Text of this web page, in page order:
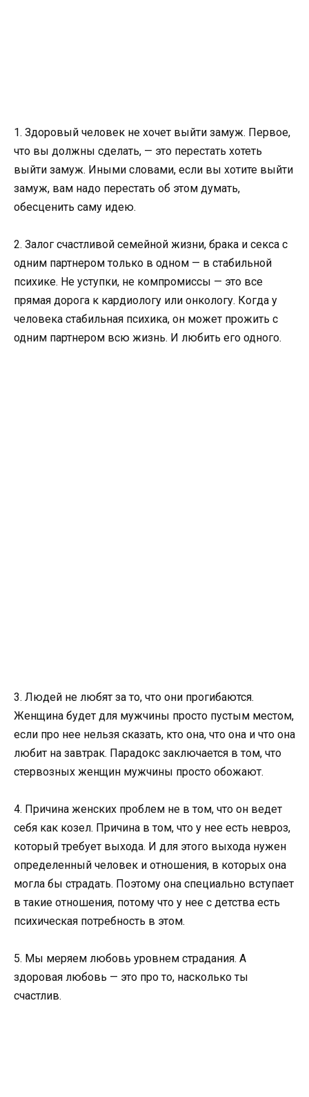
1. Здоровый человек не хочет выйти замуж. Первое,
что вы должны сделать, — это перестать хотеть
выйти замуж. Иными словами, если вы хотите выйти
замуж, вам надо перестать об этом думать,
обесценить саму идею.
2. Залог счастливой семейной жизни, брака и секса с
одним партнером только в одном — в стабильной
психике. Не уступки, не компромиссы — это все
прямая дорога к кардиологу или онкологу. Когда у
человека стабильная психика, он может прожить с
одним партнером всю жизнь. И любить его одного.
3. Людей не любят за то, что они прогибаются.
Женщина будет для мужчины просто пустым местом,
если про нее нельзя сказать, кто она, что она и что она
любит на завтрак. Парадокс заключается в том, что
стервозных женщин мужчины просто обожают.
4. Причина женских проблем не в том, что он ведет
себя как козел. Причина в том, что у нее есть невроз,
который требует выхода. И для этого выхода нужен
определенный человек и отношения, в которых она
могла бы страдать. Поэтому она специально вступает
в такие отношения, потому что у нее с детства есть
психическая потребность в этом.
5. Мы меряем любовь уровнем страдания. А
здоровая любовь — это про то, насколько ты
счастлив.